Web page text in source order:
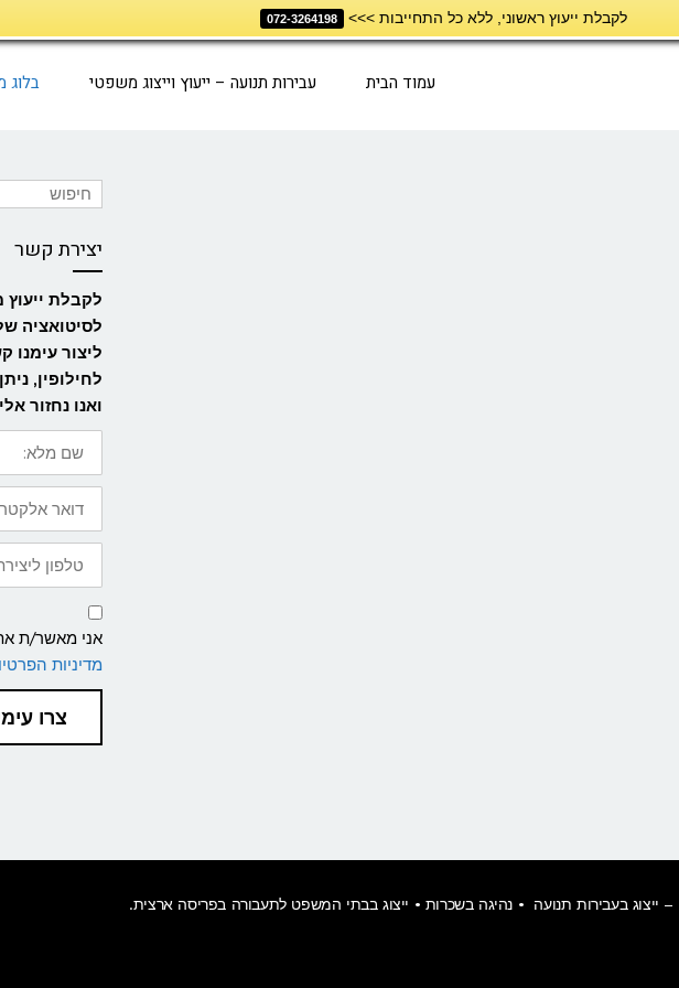
לקבלת ייעוץ ראשוני, ללא כל התחייבות >>> 072-3264198
עמוד הבית עבירות תנועה – ייעוץ וייצוג משפטי בלוג
יצירת קשר
לקבלת
לסיטואציה
לחילופין,
ואנו נחזור
שם
מלא:
דואר
אלקטרוני:
טלפון
ליצירת
קשר:
תנאי
שימוש
ומדיניות
אני מאשר/ת
מדיניות
צרו
– ייצוג בעבירות תנועה • נהיגה בשכרות • ייצוג בבתי המשפט לתעבורה בפריסה ארצית.